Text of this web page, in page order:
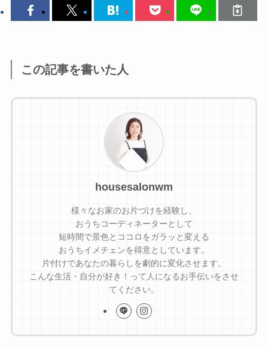
この記事を書いた人
housesalonwm
様々なお家のお片づけを経験し、
おうちコーディネーターとして
短時間で景色とココロをガラッと変える
おうちイメチェンを得意としています。
片付けであなたの暮らしを劇的に変化させます。
こんな生活・自分が好き！って人になるお手伝いをさせ
てください。